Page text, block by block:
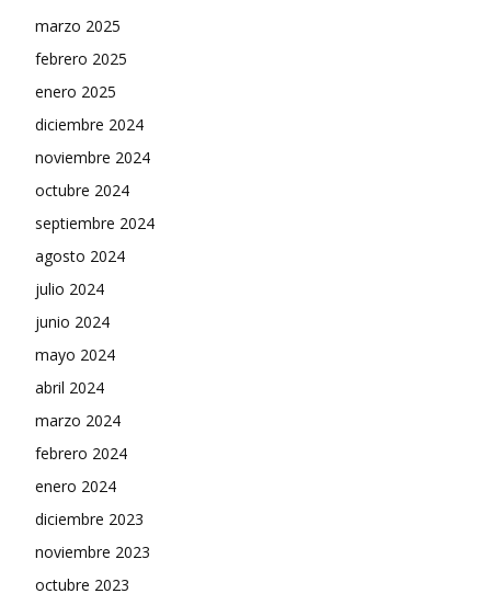
marzo 2025
febrero 2025
enero 2025
diciembre 2024
noviembre 2024
octubre 2024
septiembre 2024
agosto 2024
julio 2024
junio 2024
mayo 2024
abril 2024
marzo 2024
febrero 2024
enero 2024
diciembre 2023
noviembre 2023
octubre 2023